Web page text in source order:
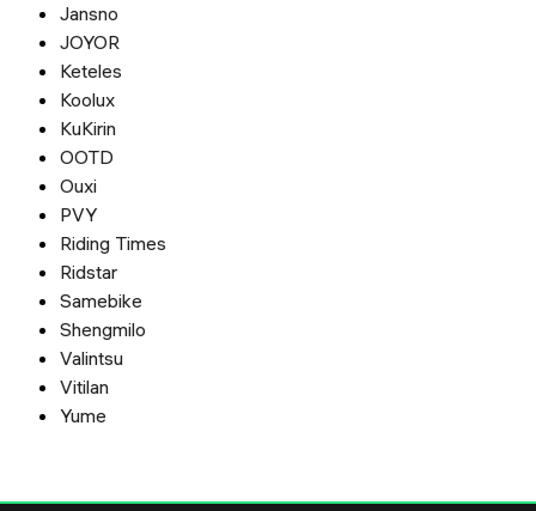
Jansno
JOYOR
Keteles
Koolux
KuKirin
OOTD
Ouxi
PVY
Riding Times
Ridstar
Samebike
Shengmilo
Valintsu
Vitilan
Yume